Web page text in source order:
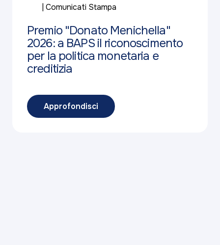
Comunicati Stampa
Premio "Donato Menichella"
2026: a BAPS il riconoscimento
per la politica monetaria e
creditizia
Approfondisci